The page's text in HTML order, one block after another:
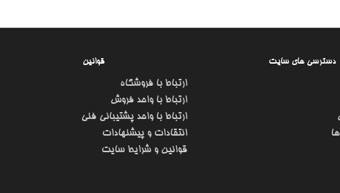
قوانین
ارتباط با فروشگاه
ارتباط با واحد فروش
ارتباط با واحد پشتیبانی فنی
انتقادات و پیشنهادات
قوانین و شرایط سایت
دسترسی های سایت